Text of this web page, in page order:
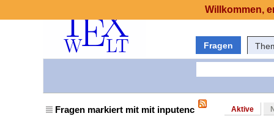
Fragen
Fragen markiert mit mit inputenc Aktive
Willkommen,